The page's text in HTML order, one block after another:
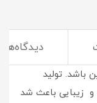
دیدگاه‌ها
معرفی مختصر و
باشد. تولید
و زیبایی باعث شد